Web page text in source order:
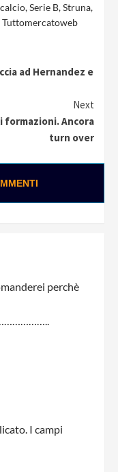
,Serie B,Struna,
Tuttomercatoweb
ad Hernandez e
Next
formazioni. Ancora
turn over
perchè
I campi